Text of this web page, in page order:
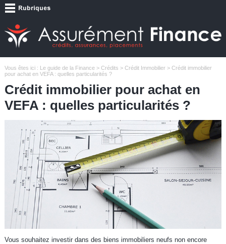
Vous êtes ici : Le guide de la Finance> Crédits > Crédit Immobilier> Crédit immobilier
pour achat en VEFA : quelles particularités ?
Crédit immobilier pour achat en
VEFA : quelles particularités ?
Vous souhaitez investir dans des biens immobiliers neufs non encore